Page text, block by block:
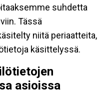
suhdetta
Tässä
niitä periaatteita,
käsittelyssä.
asioissa